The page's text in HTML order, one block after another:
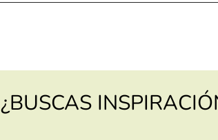
¿BUSCAS